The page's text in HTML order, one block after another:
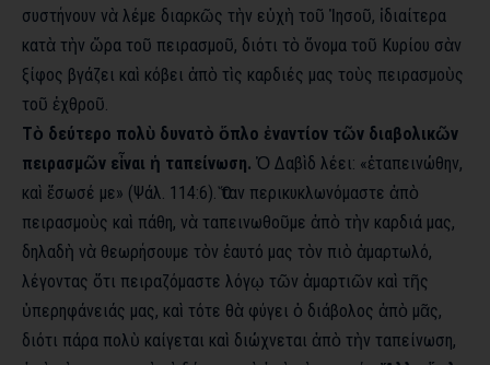
συστήνουν νὰ λέμε διαρκῶς τὴν εὐχὴ τοῦ Ἰησοῦ, ἰδιαίτερα
κατὰ τὴν ὥρα τοῦ πειρασμοῦ, διότι τὸ ὄνομα τοῦ Κυρίου σὰν
ξίφος βγάζει καὶ κόβει ἀπὸ τὶς καρδιές μας τοὺς πειρασμοὺς
τοῦ ἐχθροῦ.
Τὸ δεύτερο πολὺ δυνατὸ ὅπλο ἐναντίον τῶν διαβολικῶν
πειρασμῶν εἶναι ἡ ταπείνωση. Ὁ Δαβὶδ λέει: «ἐταπεινώθην,
καὶ ἔσωσέ με» (Ψάλ. 114:6). Ὅταν περικυκλωνόμαστε ἀπὸ
πειρασμοὺς καὶ πάθη, νὰ ταπεινωθοῦμε ἀπὸ τὴν καρδιά μας,
δηλαδὴ νὰ θεωρήσουμε τὸν ἑαυτό μας τὸν πιὸ ἁμαρτωλό,
λέγοντας ὅτι πειραζόμαστε λόγῳ τῶν ἁμαρτιῶν καὶ τῆς
ὑπερηφάνειάς μας, καὶ τότε θὰ φύγει ὁ διάβολος ἀπὸ μᾶς,
διότι πάρα πολὺ καίγεται καὶ διώχνεται ἀπὸ τὴν ταπείνωση,